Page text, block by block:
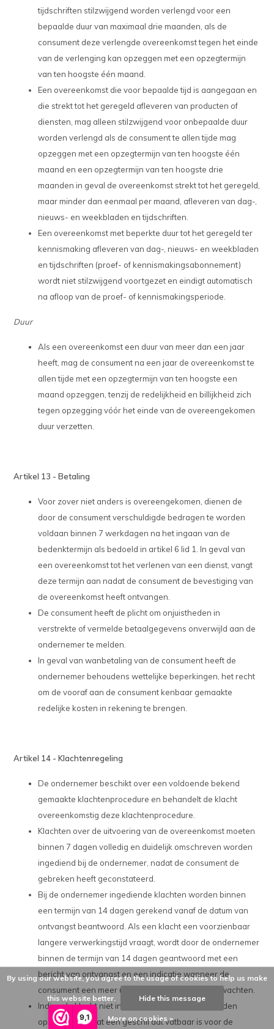
9,1
tijdschriften stilzwijgend worden verlengd voor een
bepaalde duur van maximaal drie maanden, als de
consument deze verlengde overeenkomst tegen het einde
van de verlenging kan opzeggen met een opzegtermijn
van ten hoogste één maand.
Een overeenkomst die voor bepaalde tijd is aangegaan en
die strekt tot het geregeld afleveren van producten of
diensten, mag alleen stilzwijgend voor onbepaalde duur
worden verlengd als de consument te allen tijde mag
opzeggen met een opzegtermijn van ten hoogste één
maand en een opzegtermijn van ten hoogste drie
maanden in geval de overeenkomst strekt tot het geregeld,
maar minder dan eenmaal per maand, afleveren van dag-,
nieuws- en weekbladen en tijdschriften.
Een overeenkomst met beperkte duur tot het geregeld ter
kennismaking afleveren van dag-, nieuws- en weekbladen
en tijdschriften (proef- of kennismakingsabonnement)
wordt niet stilzwijgend voortgezet en eindigt automatisch
na afloop van de proef- of kennismakingsperiode.
Duur
Als een overeenkomst een duur van meer dan een jaar
heeft, mag de consument na een jaar de overeenkomst te
allen tijde met een opzegtermijn van ten hoogste een
maand opzeggen, tenzij de redelijkheid en billijkheid zich
tegen opzegging vóór het einde van de overeengekomen
duur verzetten.
Artikel 13 - Betaling
Voor zover niet anders is overeengekomen, dienen de
door de consument verschuldigde bedragen te worden
voldaan binnen 7 werkdagen na het ingaan van de
bedenktermijn als bedoeld in artikel 6 lid 1. In geval van
een overeenkomst tot het verlenen van een dienst, vangt
deze termijn aan nadat de consument de bevestiging van
de overeenkomst heeft ontvangen.
De consument heeft de plicht om onjuistheden in
verstrekte of vermelde betaalgegevens onverwijld aan de
ondernemer te melden.
In geval van wanbetaling van de consument heeft de
ondernemer behoudens wettelijke beperkingen, het recht
om de vooraf aan de consument kenbaar gemaakte
redelijke kosten in rekening te brengen.
Artikel 14 - Klachtenregeling
De ondernemer beschikt over een voldoende bekend
gemaakte klachtenprocedure en behandelt de klacht
overeenkomstig deze klachtenprocedure.
Klachten over de uitvoering van de overeenkomst moeten
binnen 7 dagen volledig en duidelijk omschreven worden
ingediend bij de ondernemer, nadat de consument de
gebreken heeft geconstateerd.
Bij de ondernemer ingediende klachten worden binnen
een termijn van 14 dagen gerekend vanaf de datum van
ontvangst beantwoord. Als een klacht een voorzienbaar
langere verwerkingstijd vraagt, wordt door de ondernemer
binnen de termijn van 14 dagen geantwoord met een
bericht van ontvangst en een indicatie wanneer de
consument een meer uitvoerig antwoord kan verwachten.
Indien de klacht niet in onderling overleg kan worden
opgelost ontstaat een geschil dat vatbaar is voor de
By using our website, you agree to the usage of cookies to help us make
this website better. Hide this message
More on cookies »